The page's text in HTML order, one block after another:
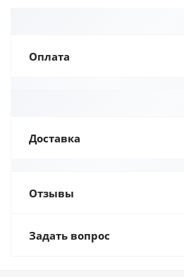
Оплата
Доставка
Отзывы
Задать вопрос